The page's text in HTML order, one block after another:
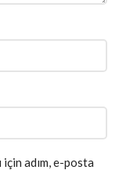
adım, e-posta